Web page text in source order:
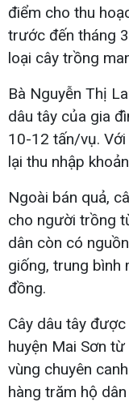
điểm cho thu
trước đến tháng
loại cây trồng
Bà Nguyễn Thị
dâu tây của gia
10-12 tấn/vụ.
lại thu nhập
Ngoài bán quả,
cho người trồng
dân còn có
giống, trung bình
đồng.
Cây dâu tây
huyện Mai Sơn
vùng chuyên
hàng trăm hộ